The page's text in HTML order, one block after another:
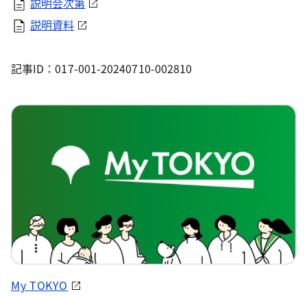
説明資料
記事ID：017-001-20240710-002810
My TOKYO